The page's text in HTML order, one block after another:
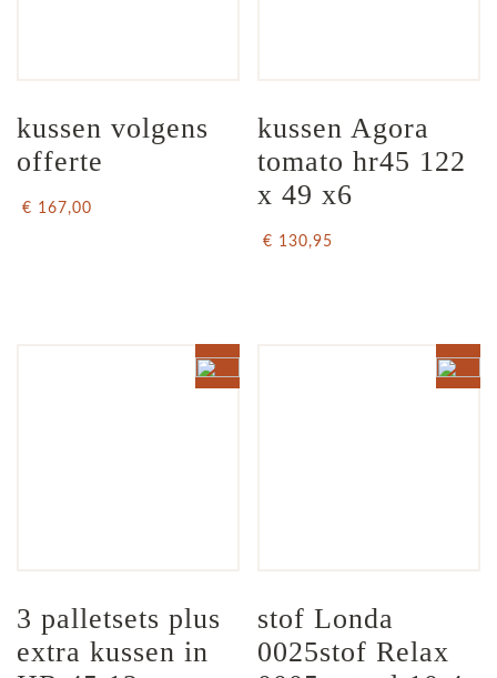
kussen volgens
offerte
€ 167,00
kussen Agora
tomato hr45 122
x 49 x6
€ 130,95
3 palletsets plus
extra kussen in
stof Londa
0025stof Relax